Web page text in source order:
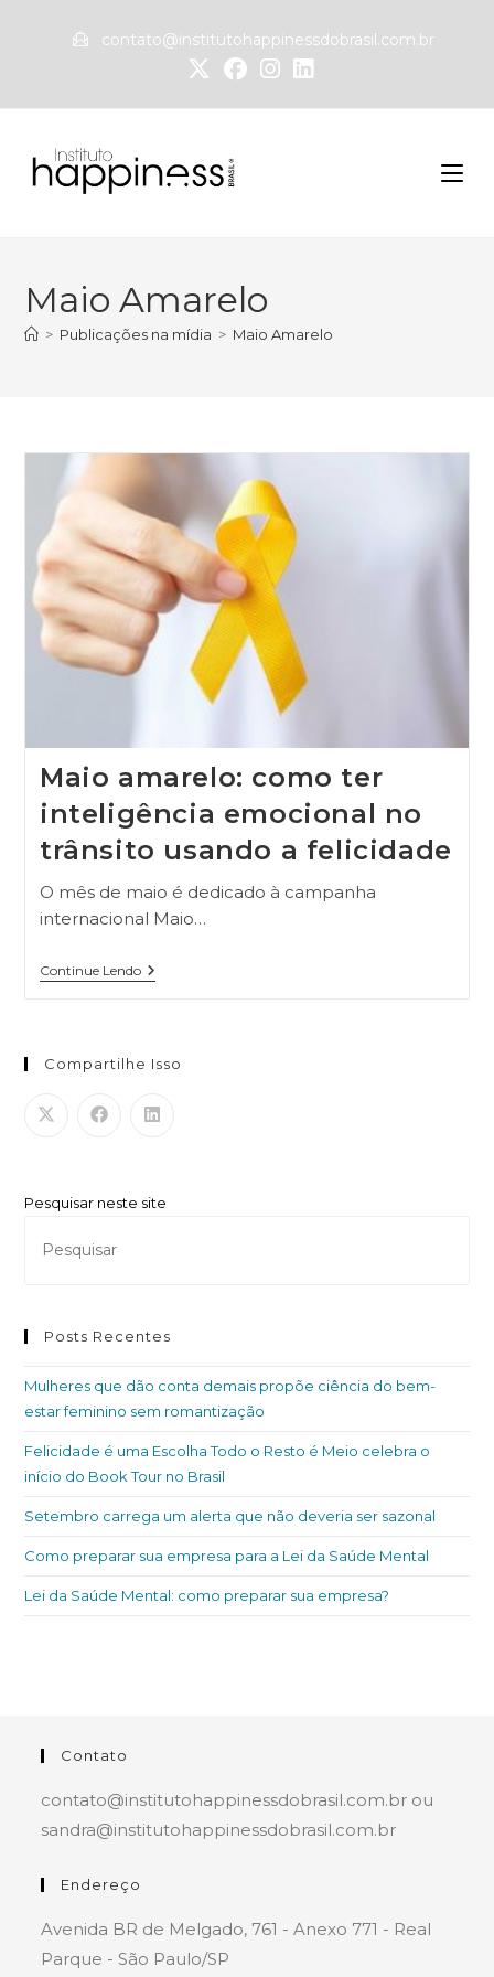
contato@institutohappinessdobrasil.com.br
Maio Amarelo
> Publicações na mídia > Maio Amarelo
Maio amarelo: como ter
inteligência emocional no
trânsito usando a felicidade
O mês de maio é dedicado à campanha
internacional Maio…
Continue Lendo
Compartilhe Isso
Pesquisar neste site
Posts Recentes
Mulheres que dão conta demais propõe ciência do bem-
estar feminino sem romantização
Felicidade é uma Escolha Todo o Resto é Meio celebra o
início do Book Tour no Brasil
Setembro carrega um alerta que não deveria ser sazonal
Como preparar sua empresa para a Lei da Saúde Mental
Lei da Saúde Mental: como preparar sua empresa?
Contato
contato@institutohappinessdobrasil.com.br ou
sandra@institutohappinessdobrasil.com.br
Endereço
Avenida BR de Melgado, 761 - Anexo 771 - Real
Parque - São Paulo/SP